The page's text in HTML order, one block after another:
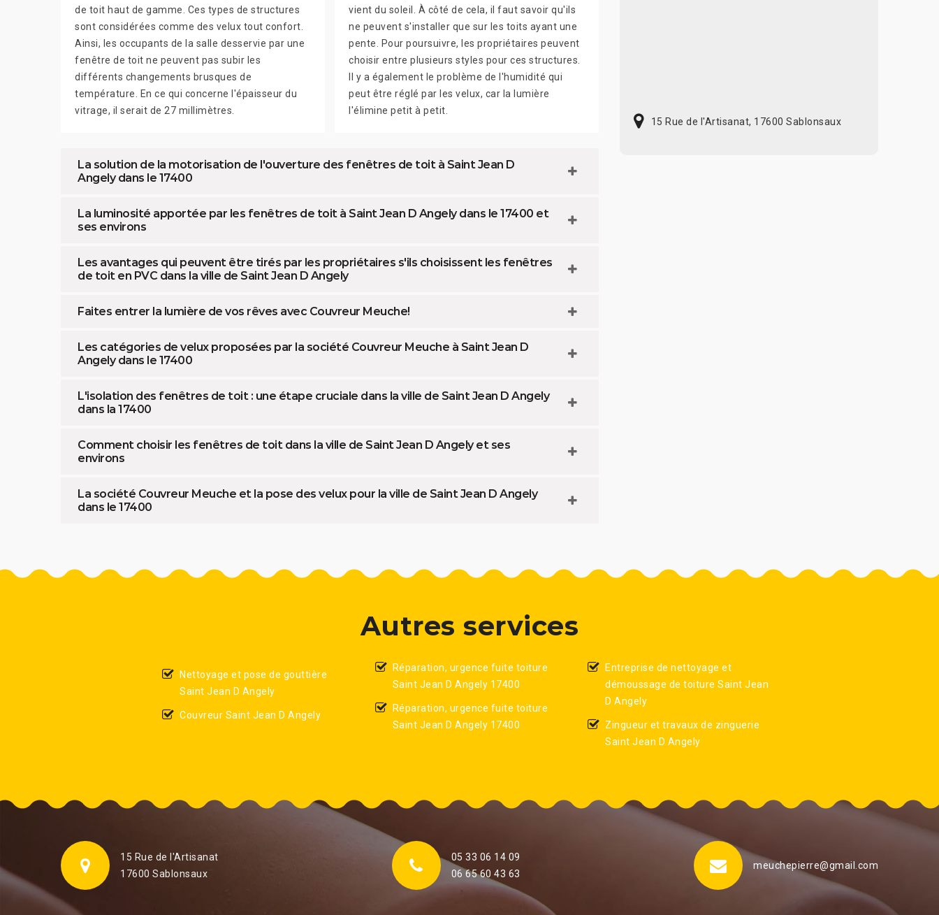
de toit haut de gamme. Ces types de structures
sont considérées comme des velux tout confort.
Ainsi, les occupants de la salle desservie par une
fenêtre de toit ne peuvent pas subir les
différents changements brusques de
température. En ce qui concerne l'épaisseur du
vitrage, il serait de 27 millimètres.
vient du soleil. À côté de cela, il faut savoir qu'ils
ne peuvent s'installer que sur les toits ayant une
pente. Pour poursuivre, les propriétaires peuvent
choisir entre plusieurs styles pour ces structures.
Il y a également le problème de l'humidité qui
peut être réglé par les velux, car la lumière
l'élimine petit à petit.
La solution de la motorisation de l'ouverture des fenêtres de toit à Saint Jean D
Angely dans le 17400
La luminosité apportée par les fenêtres de toit à Saint Jean D Angely dans le 17400 et
ses environs
Les avantages qui peuvent être tirés par les propriétaires s'ils choisissent les fenêtres
de toit en PVC dans la ville de Saint Jean D Angely
Faites entrer la lumière de vos rêves avec Couvreur Meuche!
Les catégories de velux proposées par la société Couvreur Meuche à Saint Jean D
Angely dans le 17400
L'isolation des fenêtres de toit : une étape cruciale dans la ville de Saint Jean D Angely
dans la 17400
Comment choisir les fenêtres de toit dans la ville de Saint Jean D Angely et ses
environs
La société Couvreur Meuche et la pose des velux pour la ville de Saint Jean D Angely
dans le 17400
15 Rue de l'Artisanat, 17600 Sablonsaux
Autres services
Nettoyage et pose de gouttière
Saint Jean D Angely
Couvreur Saint Jean D Angely
Réparation, urgence fuite toiture
Saint Jean D Angely 17400
Réparation, urgence fuite toiture
Saint Jean D Angely 17400
Entreprise de nettoyage et
démoussage de toiture Saint Jean
D Angely
Zingueur et travaux de zinguerie
Saint Jean D Angely
15 Rue de l'Artisanat
17600 Sablonsaux
05 33 06 14 09
06 65 60 43 63
meuchepierre@gmail.com